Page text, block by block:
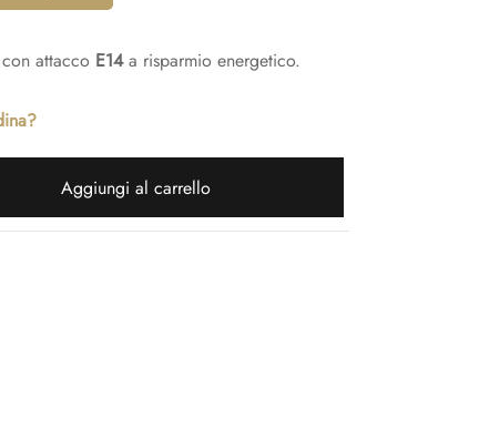
attacco E14a risparmio energetico.
Aggiungi al carrello